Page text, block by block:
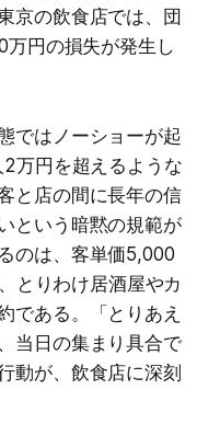
京の飲食店では、団
万円の損失が発生し
ではノーショーが起
万円を超えるような
と店の間に長年の信
という暗黙の規範が
のは、客単価5,000
とりわけ居酒屋やカ
である。「とりあえ
当日の集まり具合で
が、飲食店に深刻